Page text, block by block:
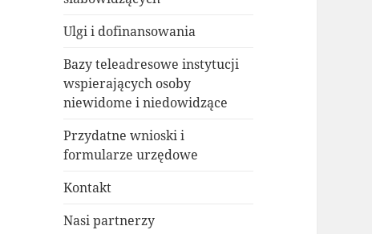
Ulgi i dofinansowania
Bazy teleadresowe instytucji
wspierających osoby
niewidome i niedowidzące
Przydatne wnioski i
formularze urzędowe
Kontakt
Nasi partnerzy